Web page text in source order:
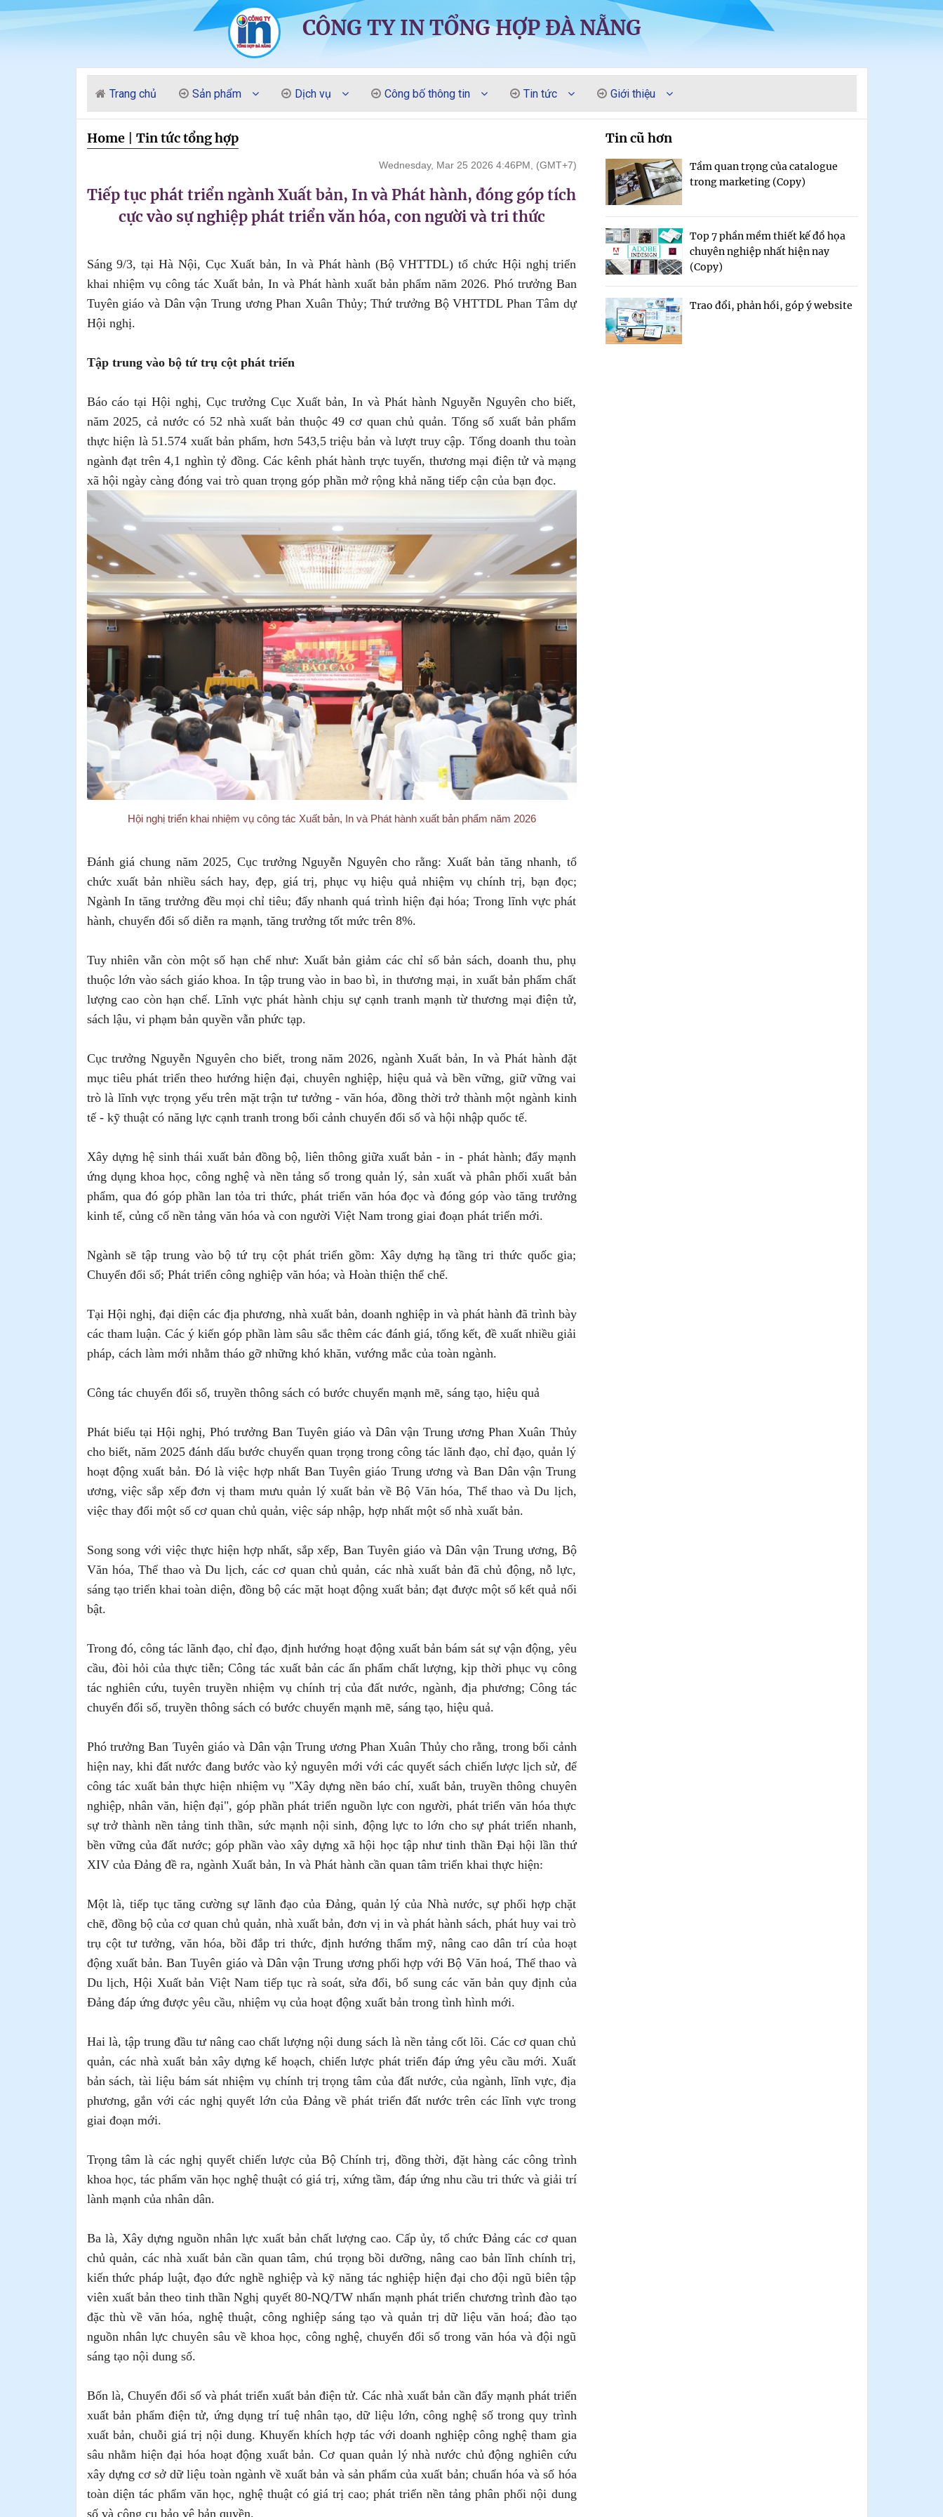
CÔNG TY IN TỔNG HỢP ĐÀ NẴNG
Trang chủ Sản phẩm Dịch vụ Công bố thông tin Tin tức Giới thiệu
Home| Tin tức tổng hợp
Wednesday, Mar 25 2026 4:46PM, (GMT+7)
Tiếp tục phát triển ngành Xuất bản, In và Phát hành, đóng góp tích
cực vào sự nghiệp phát triển văn hóa, con người và tri thức
Sáng 9/3, tại Hà Nội, Cục Xuất bản, In và Phát hành (Bộ VHTTDL) tổ chức Hội nghị triển
khai nhiệm vụ công tác Xuất bản, In và Phát hành xuất bản phẩm năm 2026. Phó trưởng Ban
Tuyên giáo và Dân vận Trung ương Phan Xuân Thủy; Thứ trưởng Bộ VHTTDL Phan Tâm dự
Hội nghị.
Tập trung vào bộ tứ trụ cột phát triển
Báo cáo tại Hội nghị, Cục trưởng Cục Xuất bản, In và Phát hành Nguyễn Nguyên cho biết,
năm 2025, cả nước có 52 nhà xuất bản thuộc 49 cơ quan chủ quản. Tổng số xuất bản phẩm
thực hiện là 51.574 xuất bản phẩm, hơn 543,5 triệu bản và lượt truy cập. Tổng doanh thu toàn
ngành đạt trên 4,1 nghìn tỷ đồng. Các kênh phát hành trực tuyến, thương mại điện tử và mạng
xã hội ngày càng đóng vai trò quan trọng góp phần mở rộng khả năng tiếp cận của bạn đọc.
Hội nghị triển khai nhiệm vụ công tác Xuất bản, In và Phát hành xuất bản phẩm năm 2026
Đánh giá chung năm 2025, Cục trưởng Nguyễn Nguyên cho rằng: Xuất bản tăng nhanh, tổ
chức xuất bản nhiều sách hay, đẹp, giá trị, phục vụ hiệu quả nhiệm vụ chính trị, bạn đọc;
Ngành In tăng trưởng đều mọi chỉ tiêu; đẩy nhanh quá trình hiện đại hóa; Trong lĩnh vực phát
hành, chuyển đổi số diễn ra mạnh, tăng trưởng tốt mức trên 8%.
Tuy nhiên vẫn còn một số hạn chế như: Xuất bản giảm các chỉ số bản sách, doanh thu, phụ
thuộc lớn vào sách giáo khoa. In tập trung vào in bao bì, in thương mại, in xuất bản phẩm chất
lượng cao còn hạn chế. Lĩnh vực phát hành chịu sự cạnh tranh mạnh từ thương mại điện tử,
sách lậu, vi phạm bản quyền vẫn phức tạp.
Cục trưởng Nguyễn Nguyên cho biết, trong năm 2026, ngành Xuất bản, In và Phát hành đặt
mục tiêu phát triển theo hướng hiện đại, chuyên nghiệp, hiệu quả và bền vững, giữ vững vai
trò là lĩnh vực trọng yếu trên mặt trận tư tưởng - văn hóa, đồng thời trở thành một ngành kinh
tế - kỹ thuật có năng lực cạnh tranh trong bối cảnh chuyển đổi số và hội nhập quốc tế.
Xây dựng hệ sinh thái xuất bản đồng bộ, liên thông giữa xuất bản - in - phát hành; đẩy mạnh
ứng dụng khoa học, công nghệ và nền tảng số trong quản lý, sản xuất và phân phối xuất bản
phẩm, qua đó góp phần lan tỏa tri thức, phát triển văn hóa đọc và đóng góp vào tăng trưởng
kinh tế, củng cố nền tảng văn hóa và con người Việt Nam trong giai đoạn phát triển mới.
Ngành sẽ tập trung vào bộ tứ trụ cột phát triển gồm: Xây dựng hạ tầng tri thức quốc gia;
Chuyển đổi số; Phát triển công nghiệp văn hóa; và Hoàn thiện thể chế.
Tại Hội nghị, đại diện các địa phương, nhà xuất bản, doanh nghiệp in và phát hành đã trình bày
các tham luận. Các ý kiến góp phần làm sâu sắc thêm các đánh giá, tổng kết, đề xuất nhiều giải
pháp, cách làm mới nhằm tháo gỡ những khó khăn, vướng mắc của toàn ngành.
Công tác chuyển đổi số, truyền thông sách có bước chuyển mạnh mẽ, sáng tạo, hiệu quả
Phát biểu tại Hội nghị, Phó trưởng Ban Tuyên giáo và Dân vận Trung ương Phan Xuân Thủy
cho biết, năm 2025 đánh dấu bước chuyển quan trọng trong công tác lãnh đạo, chỉ đạo, quản lý
hoạt động xuất bản. Đó là việc hợp nhất Ban Tuyên giáo Trung ương và Ban Dân vận Trung
ương, việc sắp xếp đơn vị tham mưu quản lý xuất bản về Bộ Văn hóa, Thể thao và Du lịch,
việc thay đổi một số cơ quan chủ quản, việc sáp nhập, hợp nhất một số nhà xuất bản.
Song song với việc thực hiện hợp nhất, sắp xếp, Ban Tuyên giáo và Dân vận Trung ương, Bộ
Văn hóa, Thể thao và Du lịch, các cơ quan chủ quản, các nhà xuất bản đã chủ động, nỗ lực,
sáng tạo triển khai toàn diện, đồng bộ các mặt hoạt động xuất bản; đạt được một số kết quả nổi
bật.
Trong đó, công tác lãnh đạo, chỉ đạo, định hướng hoạt động xuất bản bám sát sự vận động, yêu
cầu, đòi hỏi của thực tiễn; Công tác xuất bản các ấn phẩm chất lượng, kịp thời phục vụ công
tác nghiên cứu, tuyên truyền nhiệm vụ chính trị của đất nước, ngành, địa phương; Công tác
chuyển đổi số, truyền thông sách có bước chuyển mạnh mẽ, sáng tạo, hiệu quả.
Phó trưởng Ban Tuyên giáo và Dân vận Trung ương Phan Xuân Thủy cho rằng, trong bối cảnh
hiện nay, khi đất nước đang bước vào kỷ nguyên mới với các quyết sách chiến lược lịch sử, để
công tác xuất bản thực hiện nhiệm vụ "Xây dựng nền báo chí, xuất bản, truyền thông chuyên
nghiệp, nhân văn, hiện đại", góp phần phát triển nguồn lực con người, phát triển văn hóa thực
sự trở thành nền tảng tinh thần, sức mạnh nội sinh, động lực to lớn cho sự phát triển nhanh,
bền vững của đất nước; góp phần vào xây dựng xã hội học tập như tinh thần Đại hội lần thứ
XIV của Đảng đề ra, ngành Xuất bản, In và Phát hành cần quan tâm triển khai thực hiện:
Một là, tiếp tục tăng cường sự lãnh đạo của Đảng, quản lý của Nhà nước, sự phối hợp chặt
chẽ, đồng bộ của cơ quan chủ quản, nhà xuất bản, đơn vị in và phát hành sách, phát huy vai trò
trụ cột tư tưởng, văn hóa, bồi đắp tri thức, định hướng thẩm mỹ, nâng cao dân trí của hoạt
động xuất bản. Ban Tuyên giáo và Dân vận Trung ương phối hợp với Bộ Văn hoá, Thể thao và
Du lịch, Hội Xuất bản Việt Nam tiếp tục rà soát, sửa đổi, bổ sung các văn bản quy định của
Đảng đáp ứng được yêu cầu, nhiệm vụ của hoạt động xuất bản trong tình hình mới.
Hai là, tập trung đầu tư nâng cao chất lượng nội dung sách là nền tảng cốt lõi. Các cơ quan chủ
quản, các nhà xuất bản xây dựng kế hoạch, chiến lược phát triển đáp ứng yêu cầu mới. Xuất
bản sách, tài liệu bám sát nhiệm vụ chính trị trọng tâm của đất nước, của ngành, lĩnh vực, địa
phương, gắn với các nghị quyết lớn của Đảng về phát triển đất nước trên các lĩnh vực trong
giai đoạn mới.
Trọng tâm là các nghị quyết chiến lược của Bộ Chính trị, đồng thời, đặt hàng các công trình
khoa học, tác phẩm văn học nghệ thuật có giá trị, xứng tầm, đáp ứng nhu cầu tri thức và giải trí
lành mạnh của nhân dân.
Ba là, Xây dựng nguồn nhân lực xuất bản chất lượng cao. Cấp ủy, tổ chức Đảng các cơ quan
chủ quản, các nhà xuất bản cần quan tâm, chú trọng bồi dưỡng, nâng cao bản lĩnh chính trị,
kiến thức pháp luật, đạo đức nghề nghiệp và kỹ năng tác nghiệp hiện đại cho đội ngũ biên tập
viên xuất bản theo tinh thần Nghị quyết 80-NQ/TW nhấn mạnh phát triển chương trình đào tạo
đặc thù về văn hóa, nghệ thuật, công nghiệp sáng tạo và quản trị dữ liệu văn hoá; đào tạo
nguồn nhân lực chuyên sâu về khoa học, công nghệ, chuyển đổi số trong văn hóa và đội ngũ
sáng tạo nội dung số.
Bốn là, Chuyển đổi số và phát triển xuất bản điện tử. Các nhà xuất bản cần đẩy mạnh phát triển
xuất bản phẩm điện tử, ứng dụng trí tuệ nhân tạo, dữ liệu lớn, công nghệ số trong quy trình
xuất bản, chuỗi giá trị nội dung. Khuyến khích hợp tác với doanh nghiệp công nghệ tham gia
sâu nhằm hiện đại hóa hoạt động xuất bản. Cơ quan quản lý nhà nước chủ động nghiên cứu
xây dựng cơ sở dữ liệu toàn ngành về xuất bản và sản phẩm của xuất bản; chuẩn hóa và số hóa
toàn diện tác phẩm văn học, nghệ thuật có giá trị cao; phát triển nền tảng phân phối nội dung
số và công cụ bảo vệ bản quyền.
Tin cũ hơn
Tầm quan trọng của catalogue
trong marketing (Copy)
Top 7 phần mềm thiết kế đồ họa
chuyên nghiệp nhất hiện nay
(Copy)
Trao đổi, phản hồi, góp ý website